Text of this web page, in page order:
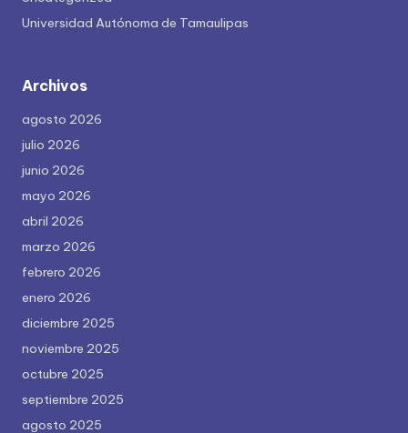
Universidad Autónoma de Tamaulipas
Archivos
agosto 2026
julio 2026
junio 2026
mayo 2026
abril 2026
marzo 2026
febrero 2026
enero 2026
diciembre 2025
noviembre 2025
octubre 2025
septiembre 2025
agosto 2025